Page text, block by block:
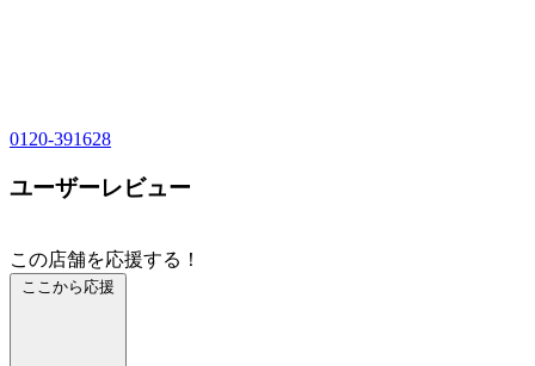
0120-391628
ユーザーレビュー
この店舗を応援する！
ここから応援